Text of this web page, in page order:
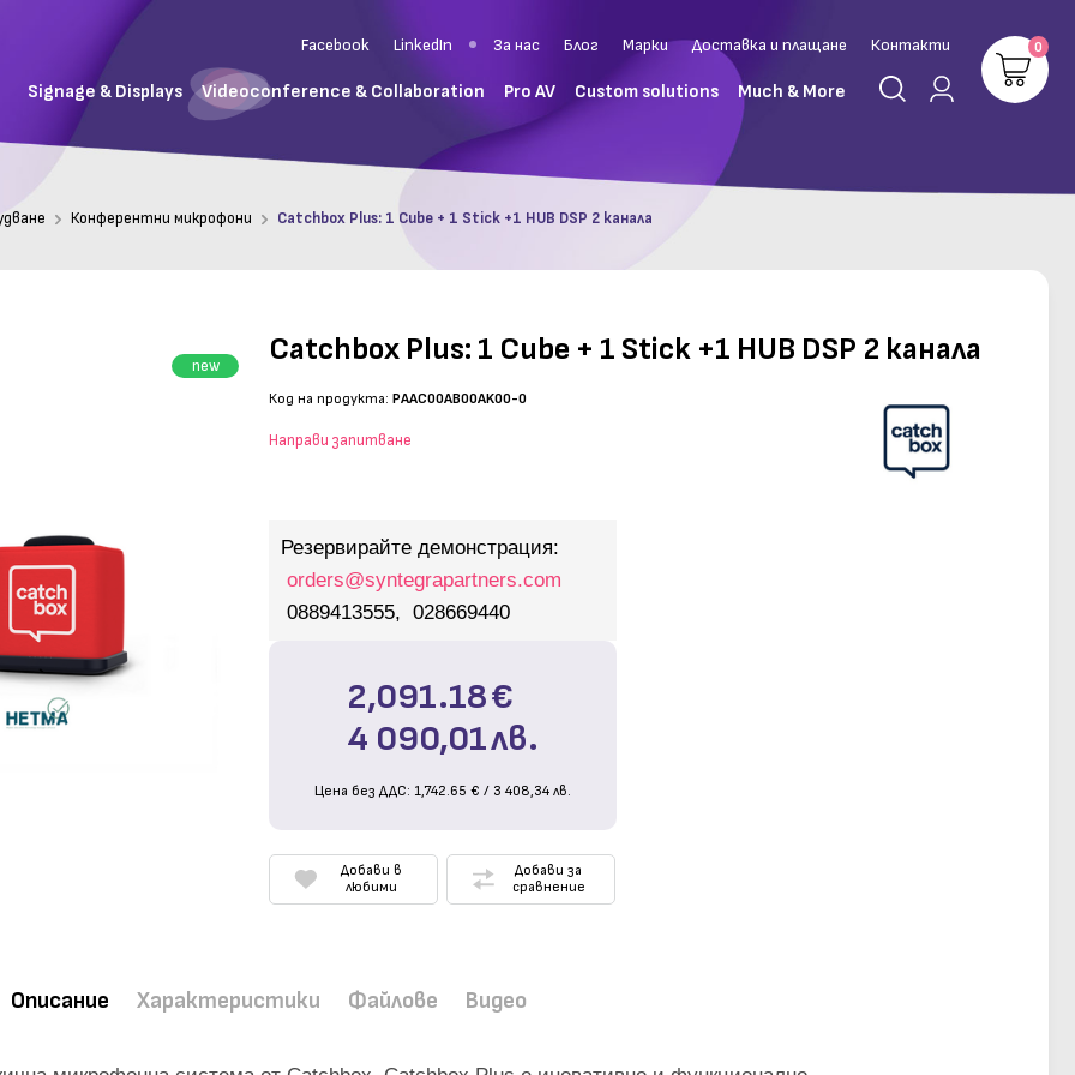
Facebook LinkedIn За нас Блог Марки Доставка и плащане Контакти
Signage & Displays Videoconference & Collaboration Pro AV Custom solutions Much & More
0
Конферентни микрофони Catchbox Plus: 1 Cube + 1 Stick +1 HUB DSP 2 канала
new Catchbox Plus: 1 Cube + 1 Stick +1 HUB DSP 2 канала
Код на продукта: PAAC00AB00AK00-0
Направи запитване
Резервирайте демонстрация:
orders@syntegrapartners.com
0889413555, 028669440
2,091.18€
4 090,01лв.
Цена без ДДС: 1,742.65 € / 3 408,34лв.
Добави в
любими
Добави за
сравнение
Описание Характеристики Файлове Видео